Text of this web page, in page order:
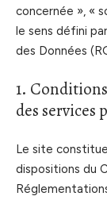
concernée », «
le sens défini
des Données
1.
des services
Le site
dispositions du